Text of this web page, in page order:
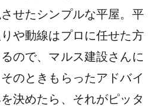
せたシンプルな平屋。平
や動線はプロに任せた方
ので、マルス建設さんに
のときもらったアドバイ
決めたら、それがピッタ